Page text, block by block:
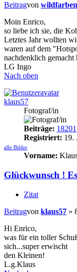
Beitragvon wildfarben
Moin Enrico,
so liebe ich sie, die
Letztes Jahr wollten
waren auf dem
nachdenklich gemacht
LG Ingo
Nach oben
klaus57
Fotograf/in
Beiträge: 18201
Registriert: 19.
alle Bilder
Vorname:
Glückwunsch !
Zitat
Beitragvon klaus57 »
Hi Enrico,
was für ein toller
sich...super erwischt
den Kleinen!
L.g.Klaus